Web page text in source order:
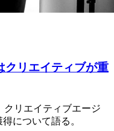
クリエイティブが重
クリエイティブエージ
について語る。